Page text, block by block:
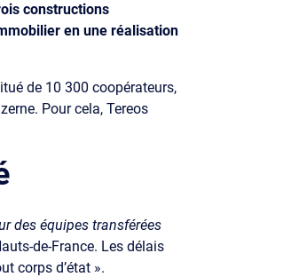
constructions
en une réalisation
de 10 300 coopérateurs,
Pour cela, Tereos
des équipes transférées
de-France. Les délais
corps d’état ».